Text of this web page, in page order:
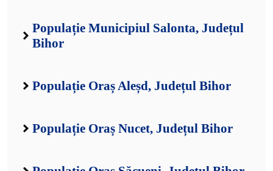
Populație Municipiul Salonta, Județul
Bihor
Populație Oraș Aleșd, Județul Bihor
Populație Oraș Nucet, Județul Bihor